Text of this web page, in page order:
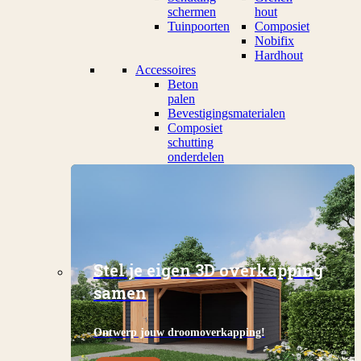
schermen
Tuinpoorten
hout
Composiet
Nobifix
Hardhout
Accessoires
Beton
palen
Bevestigingsmaterialen
Composiet
schutting
onderdelen
Stel je eigen 3D overkapping
samen
Ontwerp jouw droomoverkapping!